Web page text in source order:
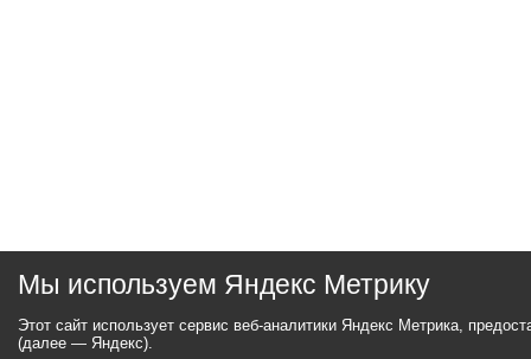
Мы используем Яндекс Метрику
Этот сайт использует сервис веб-аналитики Яндекс Метрика,
(далее — Яндекс).